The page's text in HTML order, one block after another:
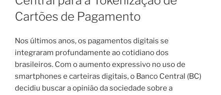
Cartões de Pagamento
Nos últimos anos, os pagamentos digitais se
integraram profundamente ao cotidiano dos
brasileiros. Com o aumento expressivo no uso de
smartphones e carteiras digitais, o Banco Central (BC)
decidiu buscar a opinião da sociedade sobre a